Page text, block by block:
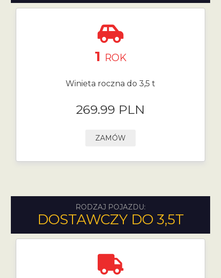
1 ROK
Winieta roczna do 3,5 t
269.99 PLN
ZAMÓW
RODZAJ POJAZDU:
DOSTAWCZY DO 3,5T